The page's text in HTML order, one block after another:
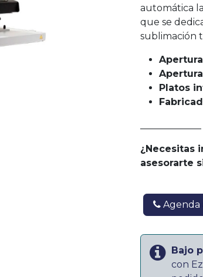
automática
que se
sublimación
Platos
¿Necesitas
asesorarte
Agenda
Bajo
con